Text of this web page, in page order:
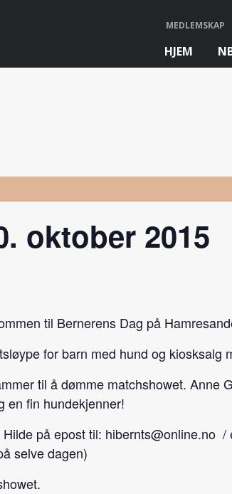
MEDLEMSKAP
HJEM
oktober 2015
til Bernerens Dag på
for barn med hund og kiosksalg
til å dømme matchshowet. Anne
en fin hundekjenner!
på epost til: hibernts@online.no
selve dagen)